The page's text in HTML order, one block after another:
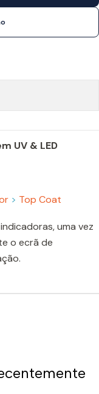
UV & LED
> Top Coat
uma vez
o ecrã de